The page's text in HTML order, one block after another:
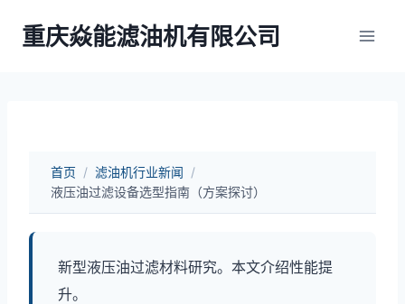
重庆焱能滤油机有限公司
首页 / 滤油机行业新闻 /
液压油过滤设备选型指南（方案探讨）
新型液压油过滤材料研究。本文介绍性能提
升。